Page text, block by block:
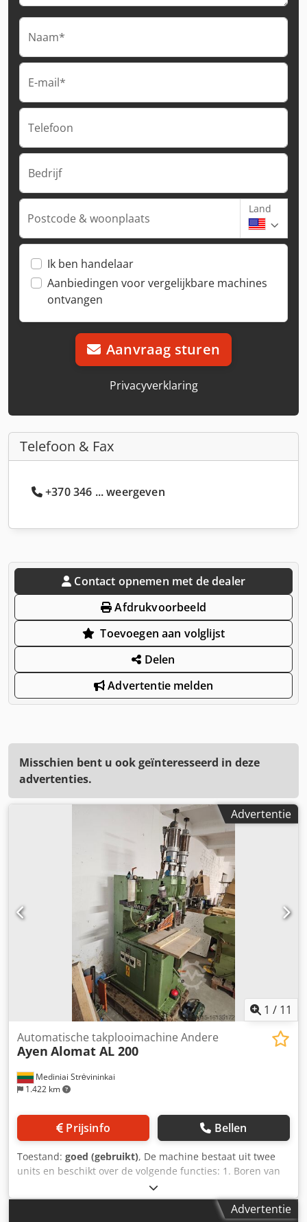
Naam*
E-mail*
Telefoon
Bedrijf
Postcode & woonplaats
Land
Ik ben handelaar
Aanbiedingen voor vergelijkbare machines
ontvangen
Aanvraag sturen
Privacyverklaring
Telefoon & Fax
+370 346 ... weergeven
Contact opnemen met de dealer
Afdrukvoorbeeld
Toevoegen aan volglijst
Delen
Advertentie melden
Misschien bent u ook geïnteresseerd in deze
advertenties.
Advertentie
1 / 11
Mediniai Strėvininkai
1.422 km
Automatische takplooimachine Andere
Ayen Alomat AL 200
Prijsinfo Bellen
Toestand: goed (gebruikt), De machine bestaat uit twee
units en beschikt over de volgende functies: 1. Boren van
deuvelgaten 2. Deuvel frezen 3. Lijminjectie 4. Deuvel
inslaan Volledig gereinigd lijmsysteem; Positioneringslaser;
We kunnen u een video sturen over de werking. Procestijd
Advertentie